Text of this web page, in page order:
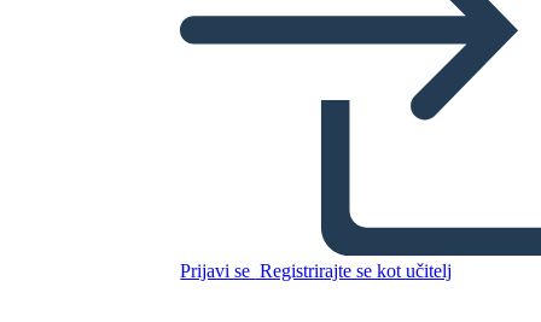
Prijavi se Registrirajte se kot učitelj
Primero ... Último Ejemplo -
Kopirajte to snemalno knjigo